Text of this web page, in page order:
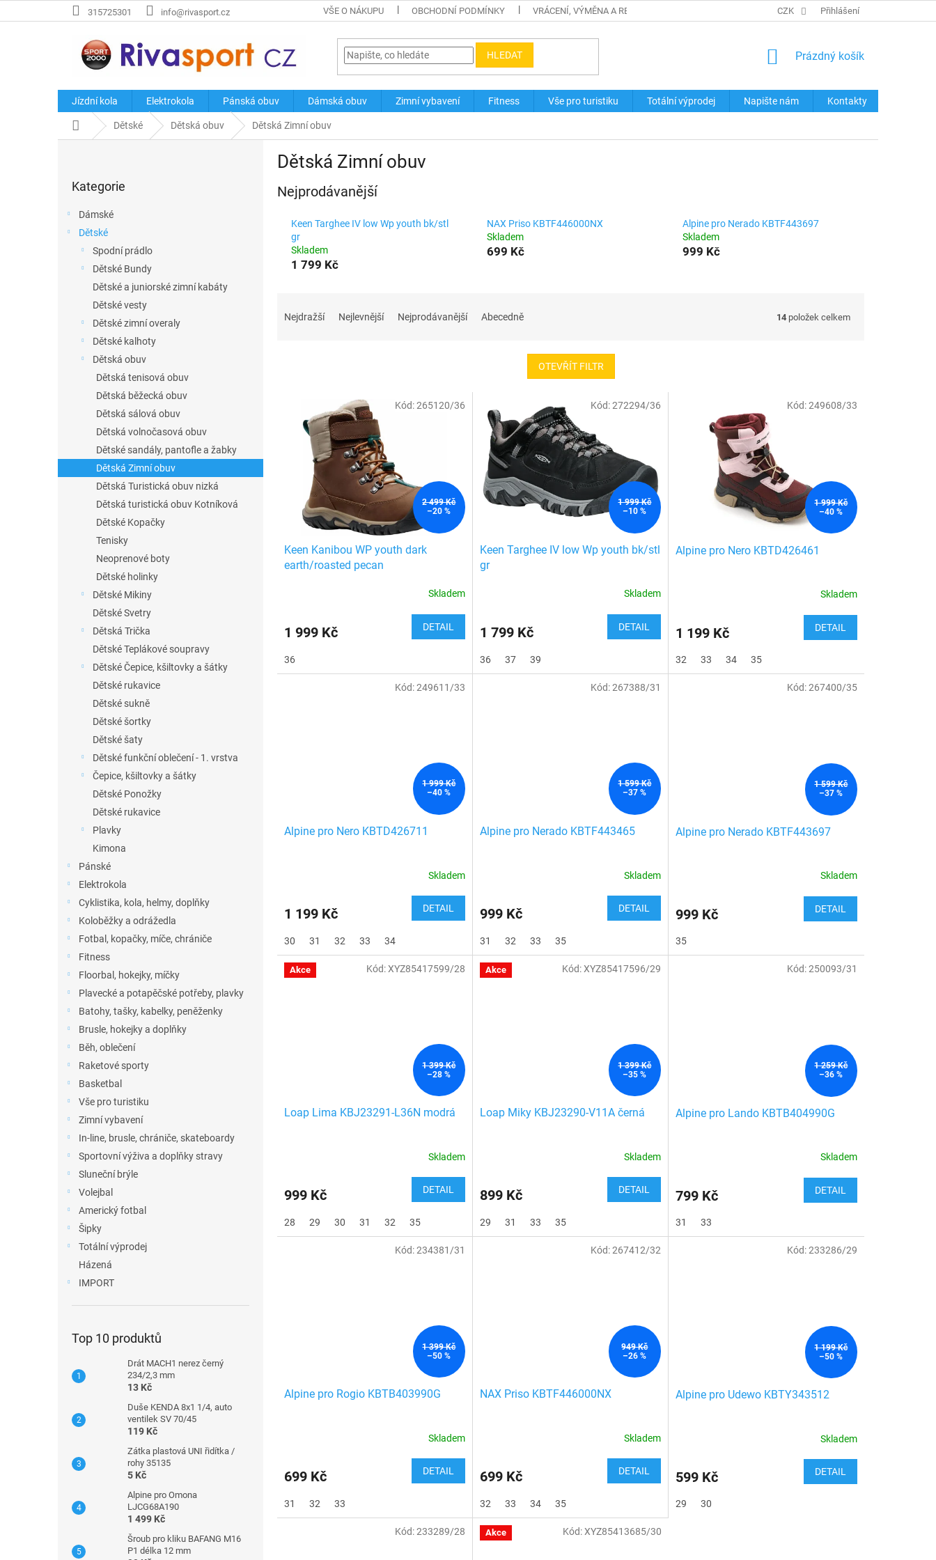
na
315725301 info@rivasport.cz VŠE O NÁKUPU OBCHODNÍ PODMÍNKY VRÁCENÍ, VÝMĚNA A REKLAMACE ZBOŽÍ TABULKY VELIKOSTÍ
CZK Přihlášení
HLEDAT
NÁKUPNÍ
Prázdný košík
Jízdní kola Elektrokola Pánská obuv Dámská obuv Zimní vybavení Fitness Vše pro turistiku Totální výprodej Napište nám Kontakty
Domů Dětské Dětská obuv Dětská Zimní obuv
kategorie
Kategorie
Dámské
Dětské
Spodní prádlo
Dětské Bundy
Dětské a juniorské zimní kabáty
Dětské vesty
Dětské zimní overaly
Dětské kalhoty
Dětská obuv
Dětská tenisová obuv
Dětská běžecká obuv
Dětská sálová obuv
Dětská volnočasová obuv
Dětské sandály, pantofle a žabky
Dětská Zimní obuv
Dětská Turistická obuv nizká
Dětská turistická obuv Kotníková
Dětské Kopačky
Tenisky
Neoprenové boty
Dětské holinky
Dětské Mikiny
Dětské Svetry
Dětská Trička
Dětské Teplákové soupravy
Dětské Čepice, kšiltovky a šátky
Dětské rukavice
Dětské sukně
Dětské šortky
Dětské šaty
Dětské funkční oblečení - 1. vrstva
Čepice, kšiltovky a šátky
Dětské Ponožky
Dětské rukavice
Plavky
Kimona
Pánské
Elektrokola
Cyklistika, kola, helmy, doplňky
Koloběžky a odrážedla
Fotbal, kopačky, míče, chrániče
Fitness
Floorbal, hokejky, míčky
Plavecké a potapěčské potřeby, plavky
Batohy, tašky, kabelky, peněženky
Brusle, hokejky a doplňky
Běh, oblečení
Raketové sporty
Basketbal
Vše pro turistiku
Zimní vybavení
In-line, brusle, chrániče, skateboardy
Sportovní výživa a doplňky stravy
Sluneční brýle
Volejbal
Americký fotbal
Šipky
Totální výprodej
Házená
IMPORT
Top 10 produktů
Drát MACH1 nerez černý
234/2,3 mm
13 Kč
Duše KENDA 8x1 1/4, auto
ventilek SV 70/45
119 Kč
Zátka plastová UNI řidítka /
rohy 35135
5 Kč
Alpine pro Omona
LJCG68A190
1 499 Kč
Šroub pro kliku BAFANG M16
P1 délka 12 mm
Dětská Zimní obuv
Nejprodávanější
Keen Targhee IV low Wp youth bk/stl
gr
Skladem
1 799 Kč
NAX Priso KBTF446000NX
Skladem
699 Kč
Alpine pro Nerado KBTF443697
Skladem
999 Kč
Nejdražší Nejlevnější Nejprodávanější Abecedně 14 položek celkem
OTEVŘÍT FILTR
2 499 Kč
–20 %
Keen Kanibou WP youth dark
earth/roasted pecan
Skladem
1 999 Kč DETAIL
36
Kód:265120/36
1 999 Kč
–10 %
Keen Targhee IV low Wp youth bk/stl
gr
Skladem
1 799 Kč DETAIL
36 37 39
Kód:272294/36
1 999 Kč
–40 %
Alpine pro Nero KBTD426461
Skladem
1 199 Kč DETAIL
32 33 34 35
Kód:249608/33
1 999 Kč
–40 %
Alpine pro Nero KBTD426711
Skladem
1 199 Kč DETAIL
30 31 32 33 34
Kód:249611/33
1 599 Kč
–37 %
Alpine pro Nerado KBTF443465
Skladem
999 Kč DETAIL
31 32 33 35
Kód:267388/31
1 599 Kč
–37 %
Alpine pro Nerado KBTF443697
Skladem
999 Kč DETAIL
35
Kód:267400/35
Akce
1 399 Kč
–28 %
Loap Lima KBJ23291-L36N modrá
Skladem
999 Kč DETAIL
28 29 30 31 32 35
Kód:XYZ85417599/28 Akce
1 399 Kč
–35 %
Loap Miky KBJ23290-V11A černá
Skladem
899 Kč DETAIL
29 31 33 35
Kód:XYZ85417596/29
1 259 Kč
–36 %
Alpine pro Lando KBTB404990G
Skladem
799 Kč DETAIL
31 33
Kód:250093/31
1 399 Kč
–50 %
Alpine pro Rogio KBTB403990G
Skladem
699 Kč DETAIL
31 32 33
Kód:234381/31
949 Kč
–26 %
NAX Priso KBTF446000NX
Skladem
699 Kč DETAIL
32 33 34 35
Kód:267412/32
1 199 Kč
–50 %
Alpine pro Udewo KBTY343512
Skladem
599 Kč DETAIL
29 30
Kód:233286/29
Kód:233289/28 Akce Kód:XYZ85413685/30